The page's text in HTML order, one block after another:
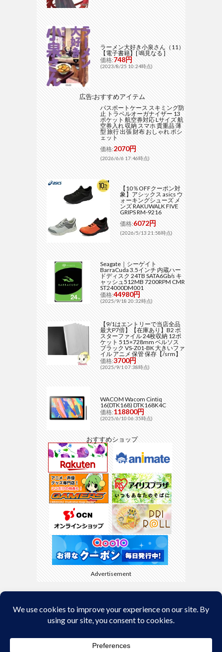
ラーメン大好き小泉さん（11）
【電子書籍】[ 鳴見なる ]
価格:748円
(2023/8/25 10:24時点)
広告:おすすめアイテム
パスポートケース スキミング防
止 トラベルオーガナイザー 13
ポケット 航空券対応 Lサイズ 航
空券入れ 収納 スマホ 貴重品 薄
型 旅行 出張 財布 おしゃれ ポシ
ェット
価格:2070円
(2026/6/6 17:46時点)
【10％OFFクーポン対
象】アシックス asics ウ
ォーキングシューズ メ
ンズ RAKUWALK FIVE
GRIPS RM-9216
価格:6072円
(2026/5/13 21:58時点)
Seagate｜シーゲイト
BarraCuda 3.5インチ 内蔵ハー
ドディスク 24TB SATA6Gb/s キ
ャッシュ512MB 7200RPM CMR
ST24000DM001
価格:44980円
(2025/9/18 20:32時点)
【9/1はエントリーで当店全品
最大P7倍】【在庫あり】B2 ポ
スターファイル 24枚収納 12ポ
ケット 515×728mm ベルソス
ブラック VS-Z01-BK 大きいファ
イル アニメ 保管 保存【/srm】
価格:3700円
(2025/9/1 07:38時点)
WACOM Wacom Cintiq
16(DTK168) DTK168K4C
価格:118800円
(2025/6/10 06:35時点)
おすすめショップ
Advertisement
Back to Top